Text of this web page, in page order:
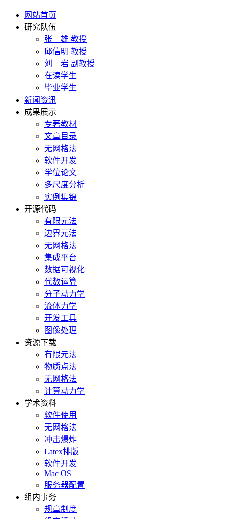
网站首页
研究队伍
张 雄 教授
邱信明 教授
刘 岩 副教授
在读学生
毕业学生
新闻资讯
成果展示
专著教材
文章目录
无网格法
软件开发
学位论文
多尺度分析
实例集锦
开源代码
有限元法
边界元法
无网格法
集成平台
数据可视化
代数运算
分子动力学
流体力学
开发工具
图像处理
资源下载
有限元法
物质点法
无网格法
计算动力学
学术资料
软件使用
无网格法
冲击爆炸
Latex排版
软件开发
Mac OS
服务器配置
组内事务
规章制度